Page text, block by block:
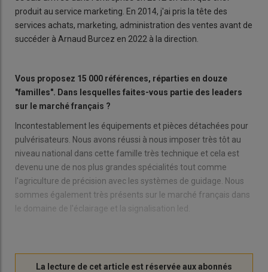
produit au service marketing. En 2014, j'ai pris la tête des
services achats, marketing, administration des ventes avant de
succéder à Arnaud Burcez en 2022 à la direction.
Vous proposez 15 000 références, réparties en douze
"familles". Dans lesquelles faites-vous partie des leaders
sur le marché français ?
Incontestablement les équipements et pièces détachées pour
pulvérisateurs. Nous avons réussi à nous imposer très tôt au
niveau national dans cette famille très technique et cela est
devenu une de nos plus grandes spécialités tout comme
l'agriculture de précision avec les systèmes de guidage. Nous
sommes également très présents sur le marché français dans
le domaine de l'éclairage et la signalisation led.